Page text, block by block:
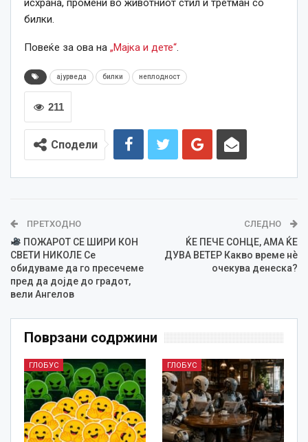
билки.
Повеќе за ова на „Мајка и дете“
ајурведа билки неплодност
211
Сподели
ПРЕТХОДНО
ПОЖАРОТ СЕ ШИРИ КОН
СВЕТИ НИКОЛЕ Се
обидуваме да го пресечеме
пред да дојде до градот,
вели Ангелов
СЛЕДНО
ЌЕ ПЕЧЕ СОНЦЕ, АМА ЌЕ
ДУВА ВЕТЕР Какво време нѐ
очекува денеска?
Поврзани содржини
ГЛОБУС ГЛОБУС